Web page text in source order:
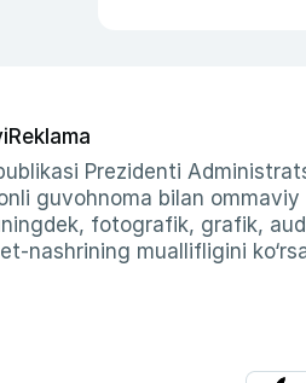
Reklama
Prezidenti
guvohnoma bilan
fotografik, grafik,
nashrining muallifligini